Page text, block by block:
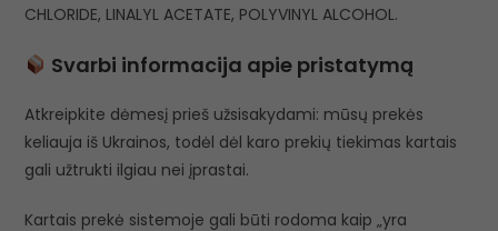
CHLORIDE, LINALYL ACETATE, POLYVINYL ALCOHOL.
Svarbi informacija apie pristatymą
Atkreipkite dėmesį prieš užsisakydami: mūsų prekės
keliauja iš Ukrainos, todėl dėl karo prekių tiekimas kartais
gali užtrukti ilgiau nei įprastai.
Kartais prekė sistemoje gali būti rodoma kaip „yra